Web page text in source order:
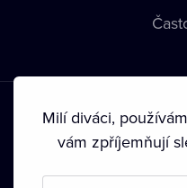
Podmínky používání •
Milí diváci,
vám zpříjemňují